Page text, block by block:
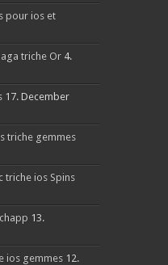
pour ios et
triche Or 4.
17. December
triche gemmes
triche ios Spins
13.
ios gemmes 12.